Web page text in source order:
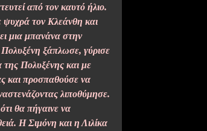
από τον καυτό ήλιο.
ψυχρά τον Κλεάνθη και
μια μπανάνα στην
Πολυξένη ξάπλωσε, γύρισε
Πολυξένης και με
και προσπαθούσε να
λιποθύμησε.
θα πήγαινε να
Η Σιμόνη και η Λιλίκα